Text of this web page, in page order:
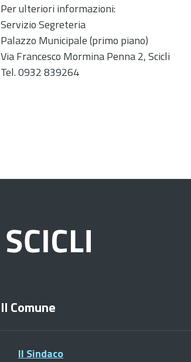
Per ulteriori informazioni:
Servizio Segreteria
Palazzo Municipale (primo piano)
Via Francesco Mormina Penna 2, Scicli
Tel. 0932 839264
Il Comune
Il Sindaco